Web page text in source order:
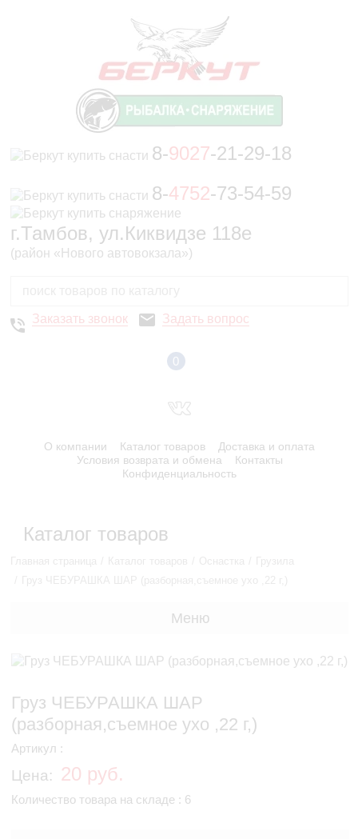
8-9027-21-29-18
8-4752-73-54-59
г.Тамбов, ул.Киквидзе 118е
(район «Нового автовокзала»)
Заказать звонок Задать вопрос
0
О компании Каталог товаров
Доставка и оплата
Условия возврата и обмена
Контакты
Конфиденциальность
Каталог товаров
Меню
Груз ЧЕБУРАШКА ШАР
(разборная,съемное ухо ,22 г,)
Артикул :
Цена: 20 руб.
Количество товара на складе : 6